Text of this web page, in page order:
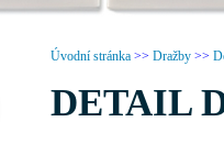
Úvodní stránka >> Dražby >>
DETAIL